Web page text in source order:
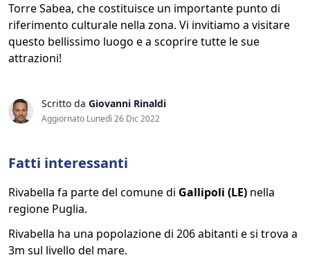
Torre Sabea, che costituisce un importante punto di
riferimento culturale nella zona. Vi invitiamo a visitare
questo bellissimo luogo e a scoprire tutte le sue
attrazioni!
Scritto da Giovanni Rinaldi
Aggiornato Lunedì 26 Dic 2022
Fatti interessanti
Rivabella fa parte del comune di Gallipoli (LE) nella
regione Puglia.
Rivabella ha una popolazione di 206 abitanti e si trova a
3m sul livello del mare.